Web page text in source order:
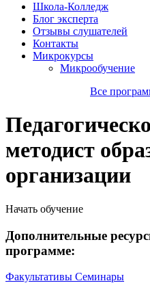
Школа-Колледж
Блог эксперта
Отзывы слушателей
Контакты
Микрокурсы
Микрообучение
Все
методист
организации
Начать обучение
Дополнительные
программе:
Факультативы Семинары